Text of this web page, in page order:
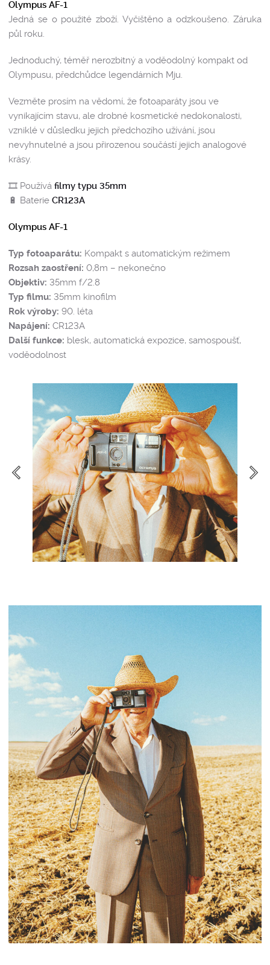
Olympus AF-1
Jedná se o použité zboží. Vyčištěno a odzkoušeno. Záruka
půl roku.
Jednoduchý, téměř nerozbitný a voděodolný kompakt od
Olympusu, předchůdce legendárních Mju.
Vezměte prosím na vědomí, že fotoaparáty jsou ve
vynikajícím stavu, ale drobné kosmetické nedokonalosti,
vzniklé v důsledku jejich předchozího užívání, jsou
nevyhnutelné a jsou přirozenou součástí jejich analogové
krásy.
🎞️ Používáfilmy typu 35mm
🔋 BaterieCR123A
Olympus AF-1
Typ fotoaparátu: Kompakt s automatickým režimem
Rozsah zaostření: 0,8m – nekonečno
Objektiv: 35mm f/2.8
Typ filmu: 35mm kinofilm
Rok výroby:90. léta
Napájení:CR123A
Další funkce: blesk, automatická expozice, samospoušť,
voděodolnost